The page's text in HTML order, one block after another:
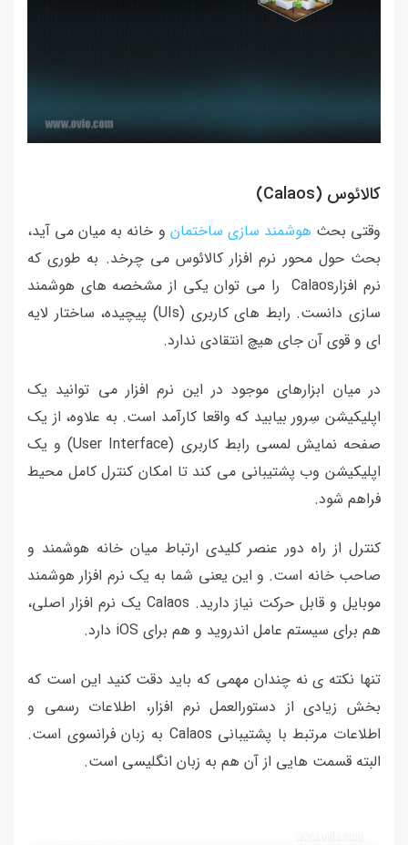
کالائوس (Calaos)
وقتی بحث هوشمند سازی ساختمان و خانه به میان می آید،
بحث حول محور نرم افزار کالائوس می چرخد. به طوری که
نرم افزارCalaos را می توان یکی از مشخصه های هوشمند
سازی دانست. رابط های کاربری (UIs) پیچیده، ساختار لایه
ای و قوی آن جای هیچ انتقادی ندارد.
در میان ابزارهای موجود در این نرم افزار می توانید یک
اپلیکیشن سِرور بیابید که واقعا کارآمد است. به علاوه، از یک
صفحه نمایش لمسی رابط کاربری (User Interface) و یک
اپلیکیشن وب پشتیبانی می کند تا امکان کنترل کامل محیط
فراهم شود.
کنترل از راه دور عنصر کلیدی ارتباط میان خانه هوشمند و
صاحب خانه است. و این یعنی شما به یک نرم افزار هوشمند
موبایل و قابل حرکت نیاز دارید. Calaos یک نرم افزار اصلی،
هم برای سیستم عامل اندروید و هم برای iOS دارد.
تنها نکته ی نه چندان مهمی که باید دقت کنید این است که
بخش زیادی از دستورالعمل نرم افزار، اطلاعات رسمی و
اطلاعات مرتبط با پشتیبانی Calaos به زبان فرانسوی است.
البته قسمت هایی از آن هم به زبان انگلیسی است.